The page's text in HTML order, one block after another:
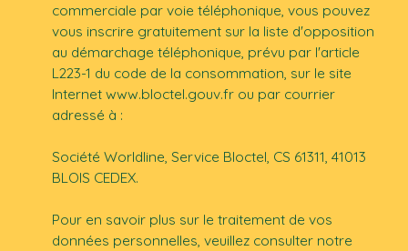
commerciale par voie téléphonique, vous pouvez
vous inscrire gratuitement sur la liste d'opposition
au démarchage téléphonique, prévu par l'article
L223-1 du code de la consommation, sur le site
Internet www.bloctel.gouv.fr ou par courrier
adressé à :
Société Worldline, Service Bloctel, CS 61311, 41013
BLOIS CEDEX.
Pour en savoir plus sur le traitement de vos
données personnelles, veuillez consulter notre